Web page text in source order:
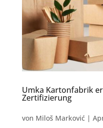
Umka Kartonfabrik
Zertifizierung
von Miloš Marković|